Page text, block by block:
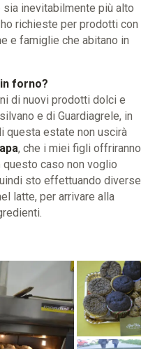
inevitabilmente più alto
richieste per prodotti con
e famiglie che abitano in
forno?
di nuovi prodotti dolci e
e di Guardiagrele, in
questa estate non uscirà
, che i miei figli offriranno
caso non voglio
sto effettuando diverse
latte, per arrivare alla